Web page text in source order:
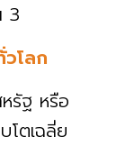
3
โลก
รัฐ หรือ
โตเฉลี่ย